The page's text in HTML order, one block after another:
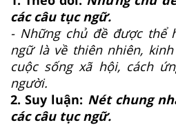
các câu tục ngữ.
- Những chủ đề được thể
ngữ là về thiên nhiên,
cuộc sống xã hội, cách
người.
2. Suy luận: Nét chung
các câu tục ngữ.